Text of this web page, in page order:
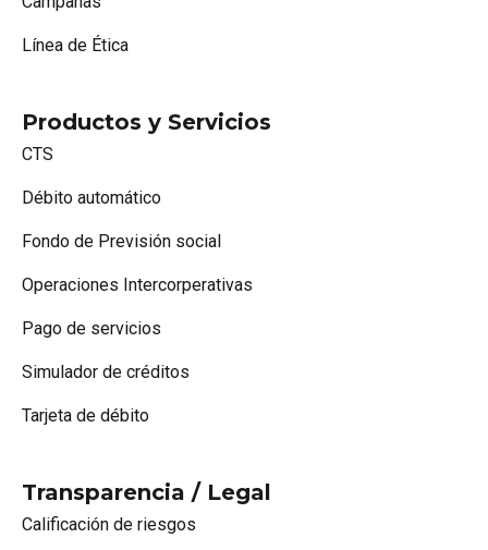
Línea de Ética
Productos y Servicios
CTS
Débito automático
Fondo de Previsión social
Operaciones Intercorperativas
Pago de servicios
Simulador de créditos
Tarjeta de débito
Transparencia / Legal
Calificación de riesgos